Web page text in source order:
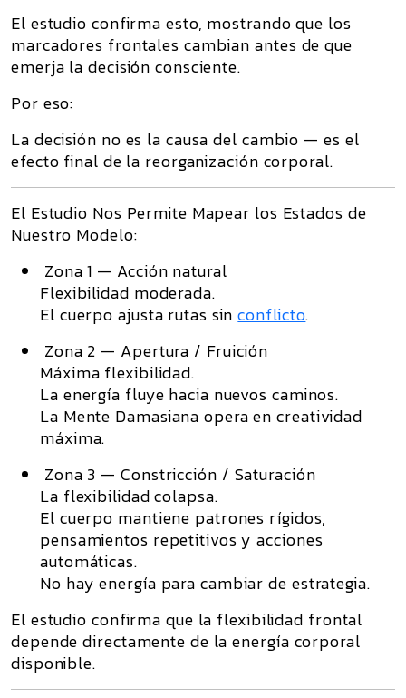
El estudio confirma esto, mostrando que los
marcadores frontales cambianantes de que
emerja la decisión consciente.
Por eso:
La decisión no es la causa del cambio — es el
efecto final de la reorganización corporal.
El Estudio Nos Permite Mapear los Estados de
Nuestro Modelo:
Zona 1 — Acción natural
Flexibilidad moderada.
El cuerpo ajusta rutas sinconflicto.
Zona 2 — Apertura / Fruición
Máxima flexibilidad.
La energía fluye hacia nuevos caminos.
La Mente Damasiana opera en creatividad
máxima.
Zona 3 — Constricción / Saturación
La flexibilidad colapsa.
El cuerpo mantiene patrones rígidos,
pensamientos repetitivos y acciones
automáticas.
No hay energía para cambiar de estrategia.
El estudio confirma que la flexibilidad frontal
depende directamente de laenergía corporal
disponible.